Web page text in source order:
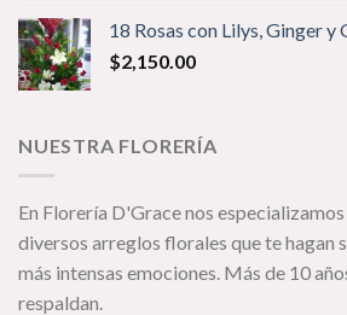
18 Rosas con Lilys, Ginger
$2,150.00
NUESTRA FLORERÍA
En Florería D'Grace nos
diversos arreglos florales que te hagan
más intensas emociones. Más de 10
respaldan.